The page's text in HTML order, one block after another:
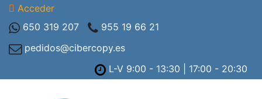
Acceder
650 319 207
955 19 66 21
pedidos@cibercopy.es
L-V 9:00 - 13:30 | 17:00 - 20:30